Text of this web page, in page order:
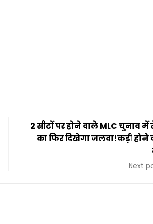
2 सीटों पर होने वाले MLC चुनाव में
का फिर दिखेगा जलवा!कड़ी होने
Next